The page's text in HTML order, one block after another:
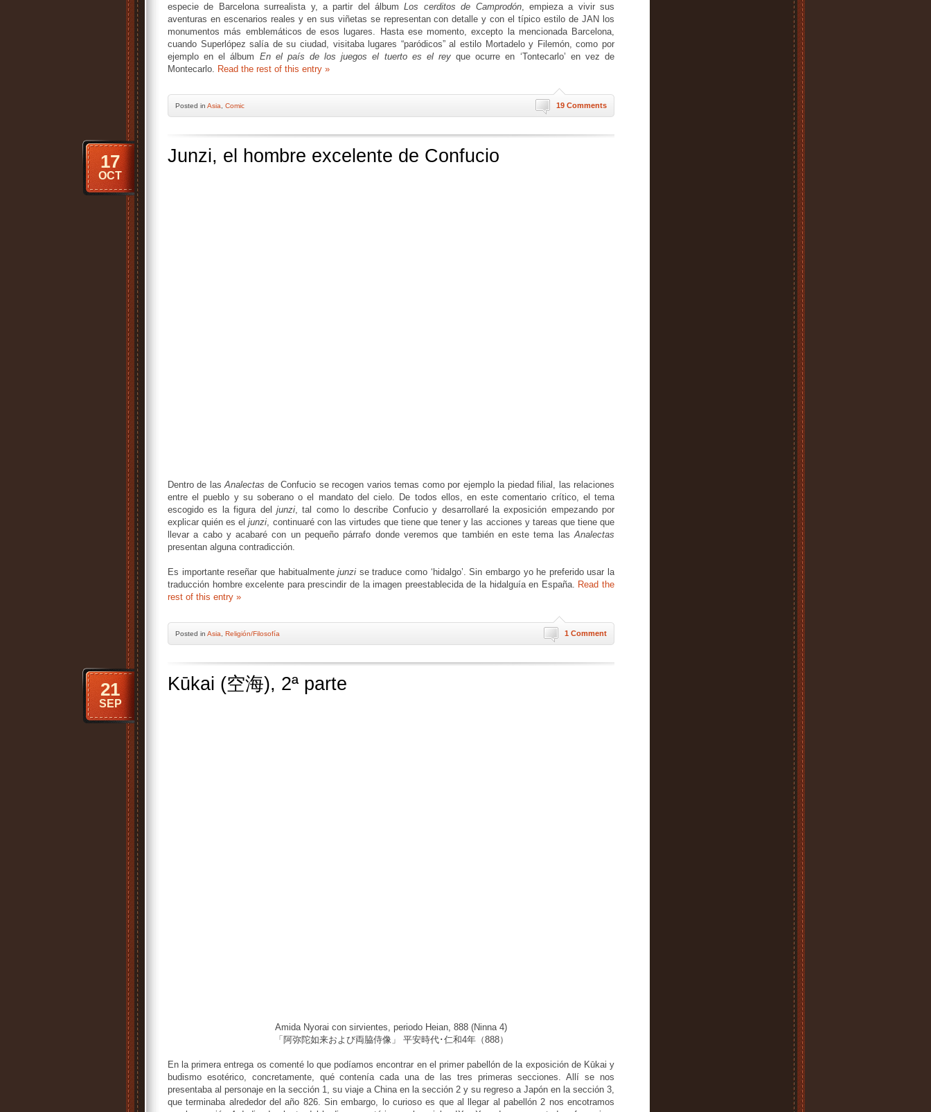
especie de Barcelona surrealista y, a partir del álbumLos cerditos de Camprodón, empieza a vivir sus
aventuras en escenarios reales y en sus viñetas se representan con detalle y con el típico estilo de JAN los
monumentos más emblemáticos de esos lugares. Hasta ese momento, excepto la mencionada Barcelona,
cuando Superlópez salía de su ciudad, visitaba lugares “paródicos” al estilo Mortadelo y Filemón, como por
ejemplo en el álbum En el país de los juegos el tuerto es el rey que ocurre en ‘Tontecarlo’ en vez de
Montecarlo. Read the rest of this entry »
19 Comments
Posted in Asia Comic
Junzi, el hombre excelente de Confucio
17
OCT
Dentro de lasAnalectas de Confucio se recogen varios temas como por ejemplo la piedad filial, las relaciones
entre el pueblo y su soberano o el mandato del cielo. De todos ellos, en este comentario crítico, el tema
escogido es la figura del junzi, tal como lo describe Confucio y desarrollaré la exposición empezando por
explicar quién es eljunzi, continuaré con las virtudes que tiene que tener y las acciones y tareas que tiene que
llevar a cabo y acabaré con un pequeño párrafo donde veremos que también en este tema lasAnalectas
presentan alguna contradicción.
Es importante reseñar que habitualmentejunzi se traduce como ‘hidalgo’. Sin embargo yo he preferido usar la
traducción hombre excelente para prescindir de la imagen preestablecida de la hidalguía en España. Read the
rest of this entry »
1 Comment
Posted in Asia Religión/Filosofía
Kūkai (空海), 2ª parte
21
SEP
Amida Nyorai con sirvientes, periodo Heian, 888 (Ninna 4)
「阿弥陀如来および両脇侍像」 平安時代･仁和4年（888）
En la primera entrega os comenté lo que podíamos encontrar en el primer pabellón de la exposición de Kūkai y
budismo esotérico, concretamente, qué contenía cada una de las tres primeras secciones. Allí se nos
presentaba al personaje en la sección 1, su viaje a China en la sección 2 y su regreso a Japón en la sección 3,
que terminaba alrededor del año 826. Sin embargo, lo curioso es que al llegar al pabellón 2 nos encotramos